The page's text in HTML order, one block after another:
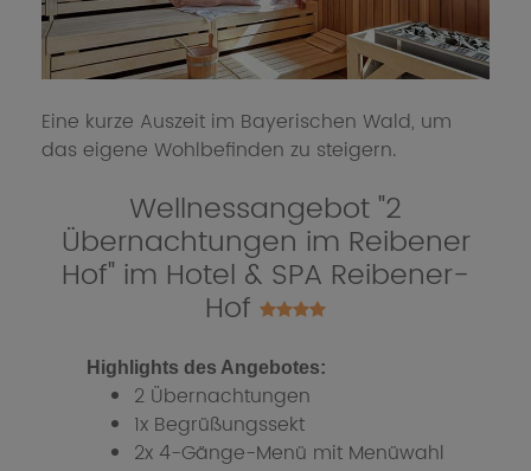
Eine kurze Auszeit im Bayerischen Wald, um
das eigene Wohlbefinden zu steigern.
Wellnessangebot "2
Übernachtungen im Reibener
Hof" im Hotel & SPA Reibener-
Hof
Highlights des Angebotes:
2 Übernachtungen
1x Begrüßungssekt
2x 4-Gänge-Menü mit Menüwahl